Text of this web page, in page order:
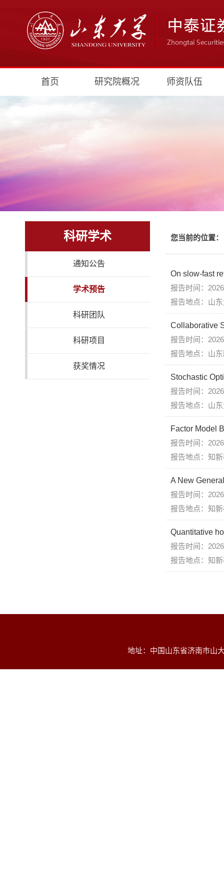
首页 研究院概况 师资队伍
科研学术
通知公告
学术预告
科研团队
科研项目
获奖情况
您当前的位置：
On slow-fast
报告时间：
报告地点：山
Collaborative
报告时间：
报告地点：山
Stochastic
报告时间：
报告地点：山
Factor Model
报告时间：
报告地点：知
A New
报告时间：
报告地点：知
Quantitative
报告时间：
报告地点：知
地址：中国山东省济南市山